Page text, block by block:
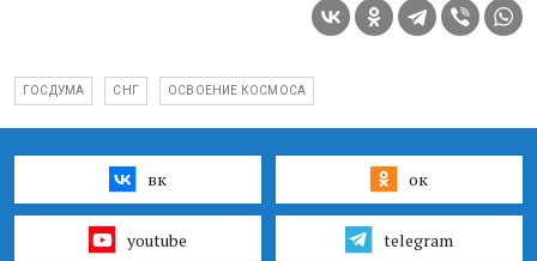
ГОСДУМА СНГ ОСВОЕНИЕ КОСМОСА
вк ок
youtube telegram